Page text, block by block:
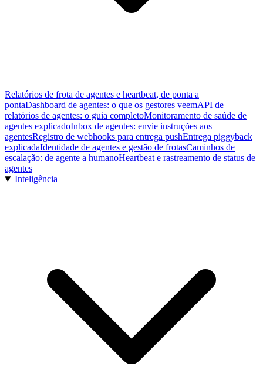
Relatórios de frota de agentes e heartbeat, de ponta a
pontaDashboard de agentes: o que os gestores veemAPI de
relatórios de agentes: o guia completoMonitoramento de saúde de
agentes explicadoInbox de agentes: envie instruções aos
agentesRegistro de webhooks para entrega pushEntrega piggyback
explicadaIdentidade de agentes e gestão de frotasCaminhos de
escalação: de agente a humanoHeartbeat e rastreamento de status de
agentes
Inteligência